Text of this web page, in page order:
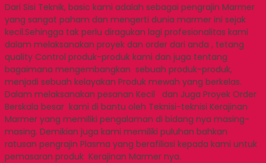
Dari Sisi Teknik, basic kami adalah sebagai pengrajin Marmer
yang sangat paham dan mengerti dunia marmer ini sejak
kecil.Sehingga tak perlu diragukan lagi profesionalitas kami
dalam melaksanakan proyek dan order dari anda , tetang
quality Control produk-produk kami dan juga tentang
bagaimana mengembangkan sebuah produk-produk,
menjadi sebuah kelayakan Produk mewah yang berkelas.
Dalam melaksanakan pesanan Kecil dan Juga Proyek Order
Berskala besar kami di bantu oleh Teknisi-teknisi Kerajinan
Marmer yang memiliki pengalaman di bidang nya masing-
masing. Demikian juga kami memiliki puluhan bahkan
ratusan pengrajin Plasma yang berafiliasi kepada kami untuk
pemasaran produk Kerajinan Marmer nya.